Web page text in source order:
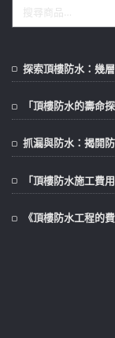
探索頂樓防水：幾
「頂樓防水的壽命
抓漏與防水：揭開
「頂樓防水施工費
《頂樓防水工程的